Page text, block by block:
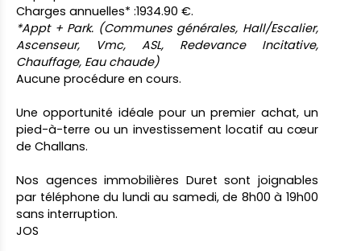
Charges annuelles* :1934.90 €.
*Appt + Park. (Communes générales, Hall/Escalier,
Ascenseur, Vmc, ASL, Redevance Incitative,
Chauffage, Eau chaude)
Aucune procédure en cours.
Une opportunité idéale pour un premier achat, un
pied-à-terre ou un investissement locatif au cœur
de Challans.
Nos agences immobilières Duret sont joignables
par téléphone du lundi au samedi, de 8h00 à 19h00
sans interruption.
JOS